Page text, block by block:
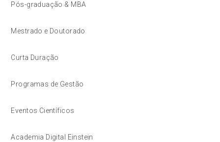
Pós-graduação & MBA
Mestrado e Doutorado
Curta Duração
Programas de Gestão
Eventos Científicos
Academia Digital Einstein